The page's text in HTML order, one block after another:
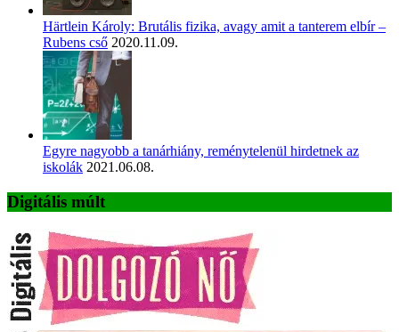
Härtlein Károly: Brutális fizika, avagy amit a tanterem elbír –
Rubens cső 2020.11.09.
Egyre nagyobb a tanárhiány, reménytelenül hirdetnek az
iskolák 2021.06.08.
Digitális múlt